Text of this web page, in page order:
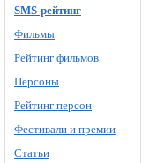
SMS-рейтинг
Фильмы
Рейтинг фильмов
Персоны
Рейтинг персон
Фестивали и премии
Статьи